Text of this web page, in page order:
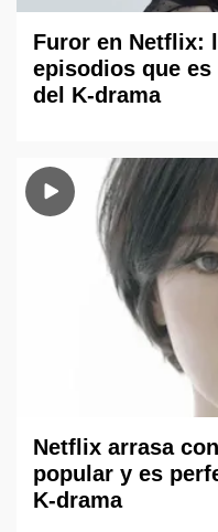
Furor en Netflix:
episodios que
del K-drama
Netflix arrasa
popular y es
K-drama